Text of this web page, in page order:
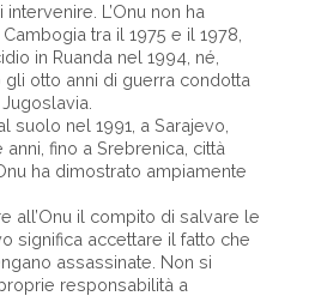
L’Onu non ha
tra il 1975 e il 1978,
in Ruanda nel 1994, né,
otto anni di guerra condotta
suolo nel 1991, a Sarajevo,
fino a Srebrenica, città
ha dimostrato ampiamente
all’Onu il compito di salvare le
significa accettare il fatto che
assassinate. Non si
responsabilità a